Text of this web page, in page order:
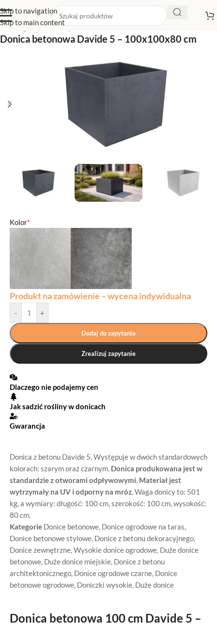
Skip to navigation
Skip to main content
Strona główna/Sklep z donicami/Duże donice
Donica betonowa Davide 5 – 100x100x80 cm
Donica z betonu Davide 5. Występuje w dwóch standardowych
kolorach: szarym oraz czarnym. Donica produkowana jest w
standardzie z otworami odpływowymi. Materiał jest
wytrzymały na UV i odporny na mróz.Waga donicy to: 501
kg, a wymiary: długość: 100 cm, szerokość: 100 cm, wysokość:
80 cm.
Kategorie Donice betonowe, Donice ogrodowe na taras,
Donice betonowe stylowe, Donice z betonu dekoracyjnego,
Donice zewnętrzne,Wysokie donice ogrodowe, Duże donice
betonowe, Duże donice miejskie, Donice z betonu
architektonicznego, Donice ogrodowe czarne, Donice
betonowe ogrodowe, Doniczki wysokie, Duże donice
Donica betonowa 100 cm Davide 5 –
*
Kolor
Produkt na zamówienie – wycena indywidualna
- +
Dodaj do zapytania
Zrealizuj zapytanie
Dlaczego nie podajemy cen
Jak sadzić rośliny w donicach
Gwarancja